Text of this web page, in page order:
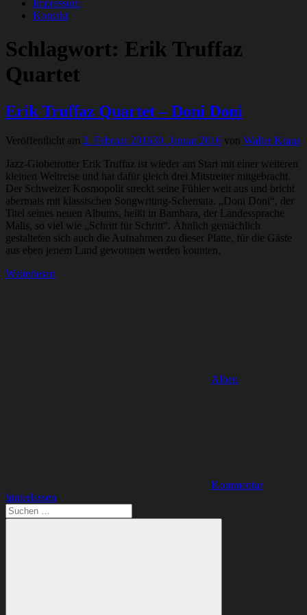
Impressum
Kontakt
Schlagwort: Erik Truffaz
Quartet
Erik Truffaz Quartet – Doni Doni
Veröffentlicht am 2. Februar 201630. Januar 2016 von Walter Kraus
Jazz-Globetrotter Erik Truffaz ist wieder am Start mit einer weiteren
kleinen Weltreise und hat dafür gleich drei Mitstreiter mitgebracht.
Der Schweizer Kosmopolit streckt seine Fühler weit aus und bricht
abermals mit klassischen Songwriting-Schemata. „Doni Doni“, der
Titel seines neuen Albums, heißt in Bambara, der Landessprache
Malis, so viel wie „Schritt für Schritt“. Ähnlich gemächlich
gestalteten sich auch die Aufnahmen zu dieser Platte, für die Gäste
aus eben jenem Land gewonnen werden konnten.
Weiterlesen
Alben
Kommentar
hinterlassen
Suchen
nach: